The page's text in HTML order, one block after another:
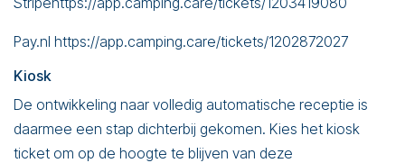
Pay.nl https://app.camping.care/tickets/1202872027
Kiosk
De ontwikkeling naar volledig automatische receptie is
daarmee een stap dichterbij gekomen. Kies het kiosk
ticket om op de hoogte te blijven van deze